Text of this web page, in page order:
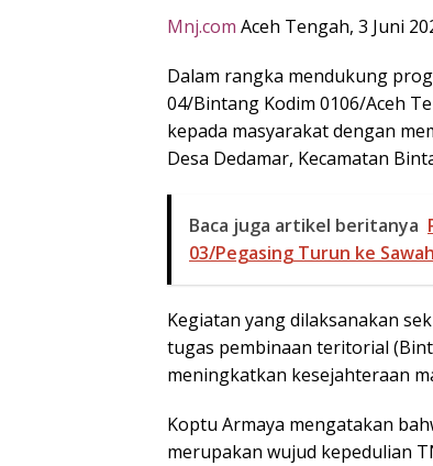
Mnj.com Aceh Tengah, 3 Juni
Dalam rangka mendukung
04/Bintang Kodim 0106/Aceh
kepada masyarakat dengan
Desa Dedamar, Kecamatan
Baca juga artikel beritanya
03/Pegasing Turun ke Sawah
Kegiatan yang dilaksanakan
tugas pembinaan teritorial
meningkatkan kesejahteraan
Koptu Armaya mengatakan
merupakan wujud kepedulian